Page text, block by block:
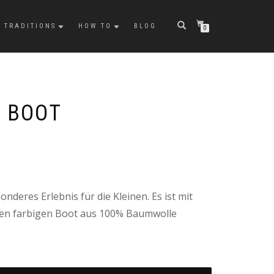
TRADITIONS HOW TO BLOG 0
BOOT
Erlebnis für die Kleinen. Es ist mit
farbigen Boot aus 100% Baumwolle